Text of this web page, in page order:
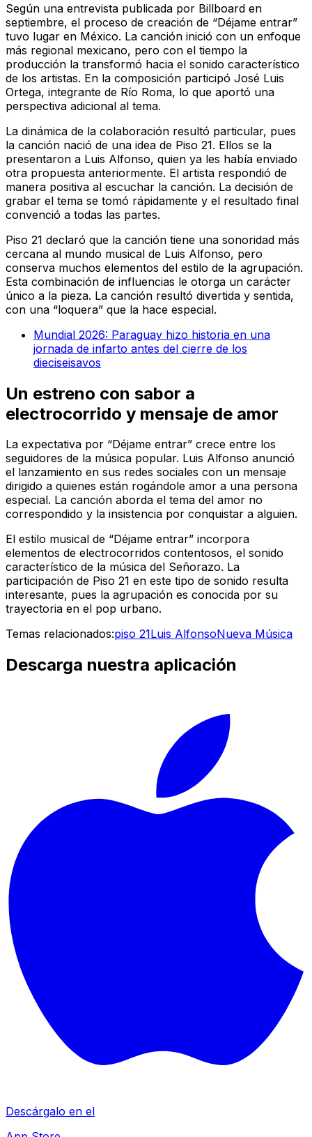
Según una entrevista publicada por Billboard en
septiembre, el proceso de creación de “Déjame entrar”
tuvo lugar en México. La canción inició con un enfoque
más regional mexicano, pero con el tiempo la
producción la transformó hacia el sonido característico
de los artistas. En la composición participó José Luis
Ortega, integrante de Río Roma, lo que aportó una
perspectiva adicional al tema.
La dinámica de la colaboración resultó particular, pues
la canción nació de una idea de Piso 21. Ellos se la
presentaron a Luis Alfonso, quien ya les había enviado
otra propuesta anteriormente. El artista respondió de
manera positiva al escuchar la canción. La decisión de
grabar el tema se tomó rápidamente y el resultado final
convenció a todas las partes.
Piso 21 declaró que la canción tiene una sonoridad más
cercana al mundo musical de Luis Alfonso, pero
conserva muchos elementos del estilo de la agrupación.
Esta combinación de influencias le otorga un carácter
único a la pieza. La canción resultó divertida y sentida,
con una “loquera” que la hace especial.
Mundial 2026: Paraguay hizo historia en una
jornada de infarto antes del cierre de los
dieciseisavos
Un estreno con sabor a
electrocorrido y mensaje de amor
La expectativa por “Déjame entrar” crece entre los
seguidores de la música popular. Luis Alfonso anunció
el lanzamiento en sus redes sociales con un mensaje
dirigido a quienes están rogándole amor a una persona
especial. La canción aborda el tema del amor no
correspondido y la insistencia por conquistar a alguien.
El estilo musical de “Déjame entrar” incorpora
elementos de electrocorridos contentosos, el sonido
característico de la música del Señorazo. La
participación de Piso 21 en este tipo de sonido resulta
interesante, pues la agrupación es conocida por su
trayectoria en el pop urbano.
Temas relacionados:piso 21Luis AlfonsoNueva Música
Descarga nuestra aplicación
Descárgalo en el